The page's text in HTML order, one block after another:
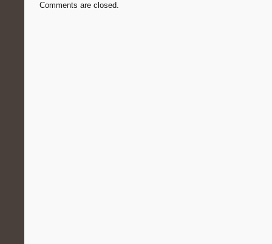
Comments are closed.